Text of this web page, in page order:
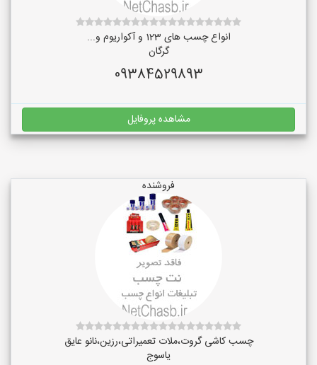
انواع چسب های 123 و آکواریوم و...
گرگان
09384529893
مشاهده پروفایل
فروشنده
چسب کاشی گروت،ملات تعمیراتی،رزین،نانو عایق
یاسوج